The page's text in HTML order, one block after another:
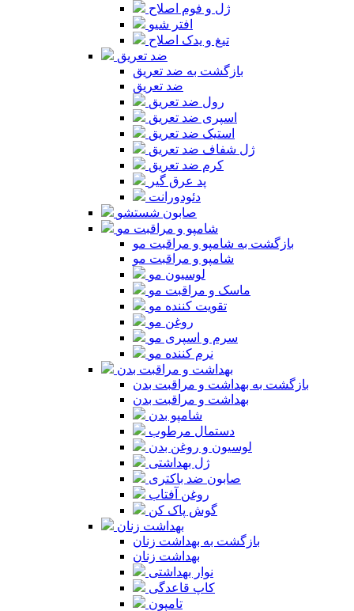
ژل و فوم اصلاح
افتر شیو
تیغ و یدک اصلاح
ضد تعریق
بازگشت به ضد تعریق
ضد تعریق
رول ضد تعریق
اسپری ضد تعریق
استیک ضد تعریق
ژل شفاف ضد تعریق
کرم ضد تعریق
پد عرق گیر
دئودورانت
صابون شستشو
شامپو و مراقبت مو
بازگشت به شامپو و مراقبت مو
شامپو و مراقبت مو
لوسیون مو
ماسک و مراقبت مو
تقویت کننده مو
روغن مو
سرم و اسپری مو
نرم کننده مو
بهداشت و مراقبت بدن
بازگشت به بهداشت و مراقبت بدن
بهداشت و مراقبت بدن
شامپو بدن
دستمال مرطوب
لوسیون و روغن بدن
ژل بهداشتی
صابون ضد باکتری
روغن آفتاب
گوش پاک کن
بهداشت زنان
بازگشت به بهداشت زنان
بهداشت زنان
نوار بهداشتی
کاپ قاعدگی
تامپون